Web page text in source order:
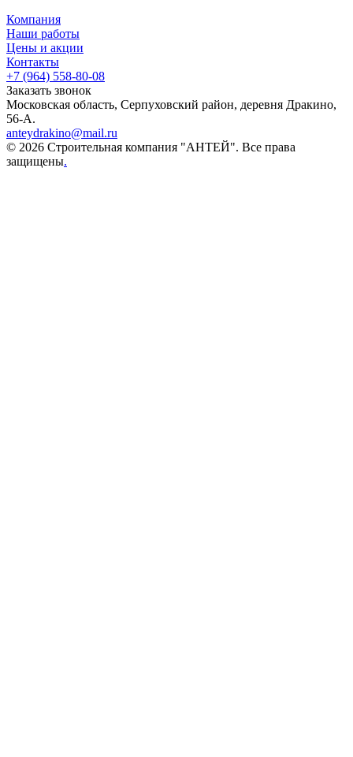
Компания
Наши работы
Цены и акции
Контакты
+7 (964) 558-80-08
Заказать звонок
Московская область, Серпуховский район, деревня Дракино,
56-А.
anteydrakino@mail.ru
© 2026 Строительная компания "АНТЕЙ". Все права
защищены.